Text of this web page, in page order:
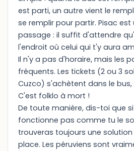
est parti, un autre vient le
se remplir pour partir. Pisac
passage : il suffit d'attendre
l'endroit où celui qui t'y aura
Il n'y a pas d'horaire, mais les
fréquents. Les tickets (2 ou 3
Cuzco) s'achètent dans le
C'est folklo à mort !
De toute manière, dis-toi que
fonctionne pas comme tu le
trouveras toujours une
place. Les péruviens sont